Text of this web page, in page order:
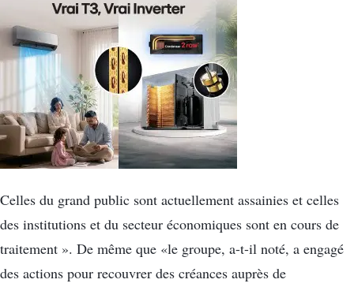
Celles du grand public sont actuellement assainies et celles
des institutions et du secteur économiques sont en cours de
traitement ». De même que «le groupe, a-t-il noté, a engagé
des actions pour recouvrer des créances auprès de